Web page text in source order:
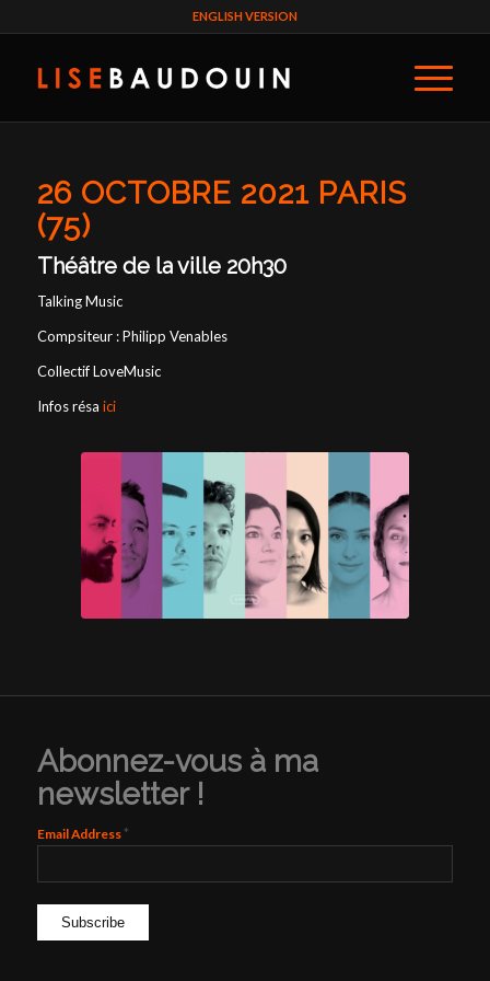
ENGLISH VERSION
26 OCTOBRE 2021 PARIS
(75)
Théâtre de la ville 20h30
Talking Music
Compsiteur : Philipp Venables
Collectif LoveMusic
Infos résa ici
Abonnez-vous à ma
newsletter !
Email Address *